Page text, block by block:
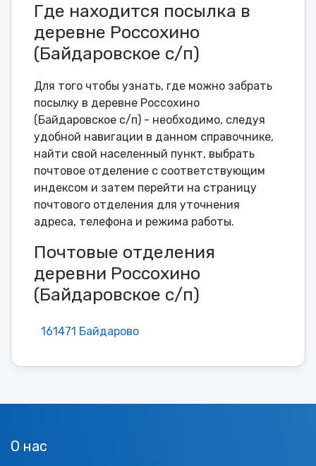
Где находится посылка в
деревне Россохино
(Байдаровское с/п)
Для того чтобы узнать, где можно забрать
посылку в деревне Россохино
(Байдаровское с/п) - необходимо, следуя
удобной навигации в данном справочнике,
найти свой населенный пункт, выбрать
почтовое отделение с соответствующим
индексом и затем перейти на страницу
почтового отделения для уточнения
адреса, телефона и режима работы.
Почтовые отделения
деревни Россохино
(Байдаровское с/п)
161471 Байдарово
О нас